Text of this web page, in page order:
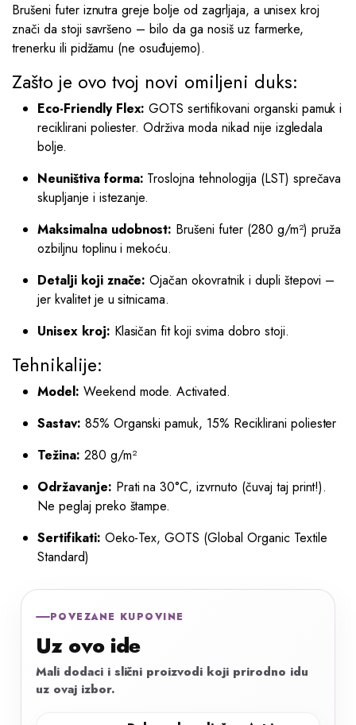
Brušeni futer iznutra greje bolje od zagrljaja, a unisex kroj
znači da stoji savršeno – bilo da ga nosiš uz farmerke,
trenerku ili pidžamu (ne osuđujemo).
Zašto je ovo tvoj novi omiljeni duks:
Eco-Friendly Flex: GOTS sertifikovani organski pamuk i
reciklirani poliester. Održiva moda nikad nije izgledala
bolje.
Neuništiva forma: Troslojna tehnologija (LST) sprečava
skupljanje i istezanje.
Maksimalna udobnost: Brušeni futer (280 g/m²) pruža
ozbiljnu toplinu i mekoću.
Detalji koji znače: Ojačan okovratnik i dupli štepovi –
jer kvalitet je u sitnicama.
Unisex kroj: Klasičan fit koji svima dobro stoji.
Tehnikalije:
Model: Weekend mode. Activated.
Sastav: 85% Organski pamuk, 15% Reciklirani poliester
Težina: 280 g/m²
Održavanje: Prati na 30°C, izvrnuto (čuvaj taj print!).
Ne peglaj preko štampe.
Sertifikati: Oeko-Tex, GOTS (Global Organic Textile
Standard)
POVEZANE KUPOVINE
Uz ovo ide
Mali dodaci i slični proizvodi koji prirodno idu
uz ovaj izbor.